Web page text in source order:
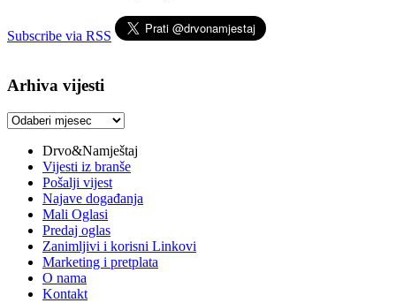
Subscribe via RSS
Arhiva vijesti
Arhiva
Drvo&Namještaj
Vijesti iz branše
Pošalji vijest
Najave događanja
Mali Oglasi
Predaj oglas
Zanimljivi i korisni Linkovi
Marketing i pretplata
O nama
Kontakt